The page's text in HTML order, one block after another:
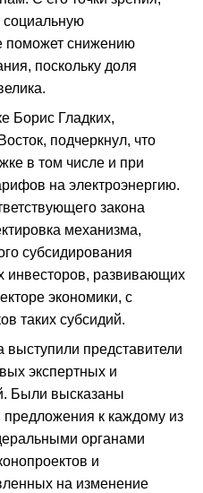
социальную
поможет снижению
поскольку доля
Борис Гладких,
подчеркнул, что
в том числе и при
на электроэнергию.
закона
механизма,
субсидирования
развивающих
экономики, с
таких субсидий.
выступили представители
экспертных и
Были высказаны
к каждому из
органами
и
на изменение